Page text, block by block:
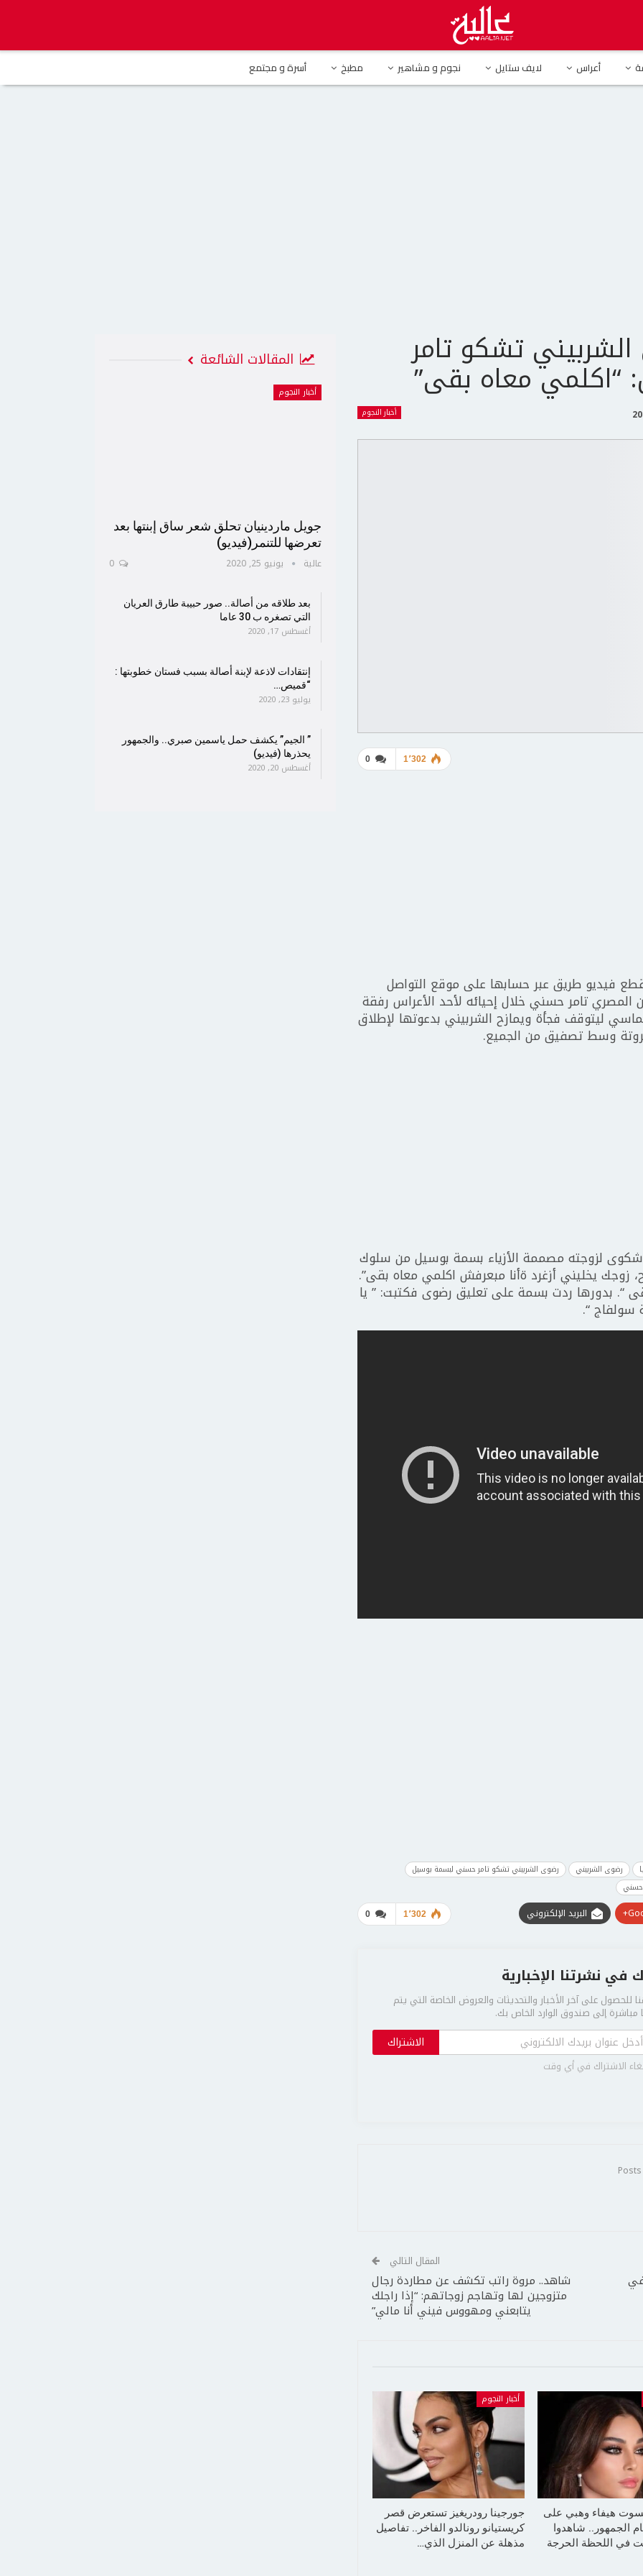
أعراس لايف ستايل نجوم و مشاهير مطبخ أسرة و مجتمع
رضوى الشربيني تشكو تامر حسني لبسمة بوسيل: “اكلمي معاه بقى”
تشكو تامر
معاه بقى”
أخبار النجوم
0 1٬302
فيديو طريق عبر حسابها على موقع التواصل
تامر حسني خلال إحيائه لأحد الأعراس رفقة
ليتوقف فجأة ويمازح الشربيني بدعوتها لإطلاق
وسط تصفيق من الجميع.
لزوجته مصممة الأزياء بسمة بوسيل من سلوك
زوجك يخليني أزغرد ةأنا مبعرفش اكلمي معاه بقى”.
“. بدورها ردت بسمة على تعليق رضوى فكتبت: ” يا
سولفاج “.
رضوى الشربيني
رضوى الشربيني تشكو تامر حسني لبسمة بوسيل
حسني
0 1٬302 البريد الإلكتروني
في نشرتنا الإخبارية
للحصول على آخر الأخبار والتحديثات والعروض الخاصة التي يتم
إلى صندوق الوارد الخاص بك.
الاشتراك
الاشتراك في أي وقت
المقال التالي
شاهد.. مروة راتب تكشف عن مطاردة رجال
متزوجين لها وتهاجم زوجاتهم: “إذا راجلك
يتابعني ومهووس فيني أنا مالي”
هيفاء وهبي على
الجمهور.. شاهدوا
في اللحظة الحرجة
أخبار النجوم
جورجينا رودريغيز تستعرض قصر
كريستيانو رونالدو الفاخر.. تفاصيل
مذهلة عن المنزل الذي…
المقالات الشائعة
أخبار النجوم
جويل ماردينيان تحلق شعر ساق إبنتها بعد
تعرضها للتنمر(فيديو)
عالية يونيو 25, 2020
بعد طلاقه من أصالة.. صور حبيبة طارق العريان
التي تصغره ب 30 عاما
أغسطس 17, 2020
إنتقادات لاذعة لإبنة أصالة بسبب فستان خطوبتها :
“قميص…
يوليو 23, 2020
” الجيم” يكشف حمل ياسمين صبري.. والجمهور
يحذرها (فيديو)
أغسطس 20, 2020